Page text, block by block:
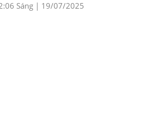
Sáng | 19/07/2025